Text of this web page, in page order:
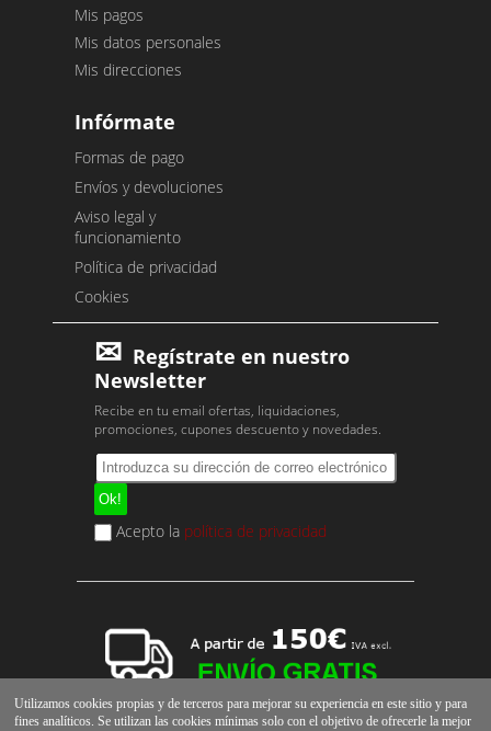
Mis pagos
Mis datos personales
Mis direcciones
Infórmate
Formas de pago
Envíos y devoluciones
Aviso legal y
funcionamiento
Política de privacidad
Cookies
Regístrate en nuestro
Newsletter
Recibe en tu email ofertas, liquidaciones,
promociones, cupones descuento y novedades.
Acepto la política de privacidad
Utilizamos cookies propias y de terceros para mejorar su experiencia en este sitio y para
fines analíticos. Se utilizan las cookies mínimas solo con el objetivo de ofrecerle la mejor